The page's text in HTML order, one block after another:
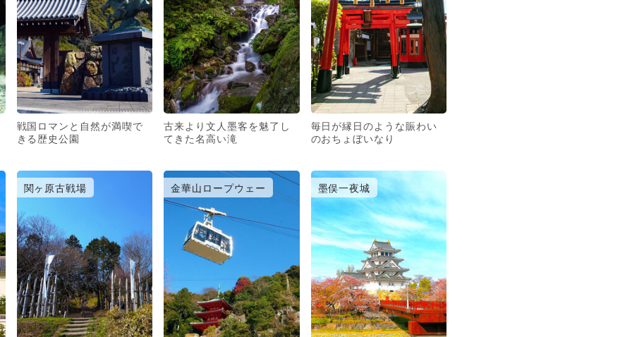
戦国ロマンと自然が満喫で
きる歴史公園
古来より文人墨客を魅了し
てきた名高い滝
毎日が縁日のような賑わい
のおちょぼいなり
関ヶ原古戦場 金華山ロープウェー 墨俣一夜城